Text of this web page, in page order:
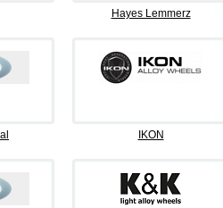
Hayes Lemmerz
IKON